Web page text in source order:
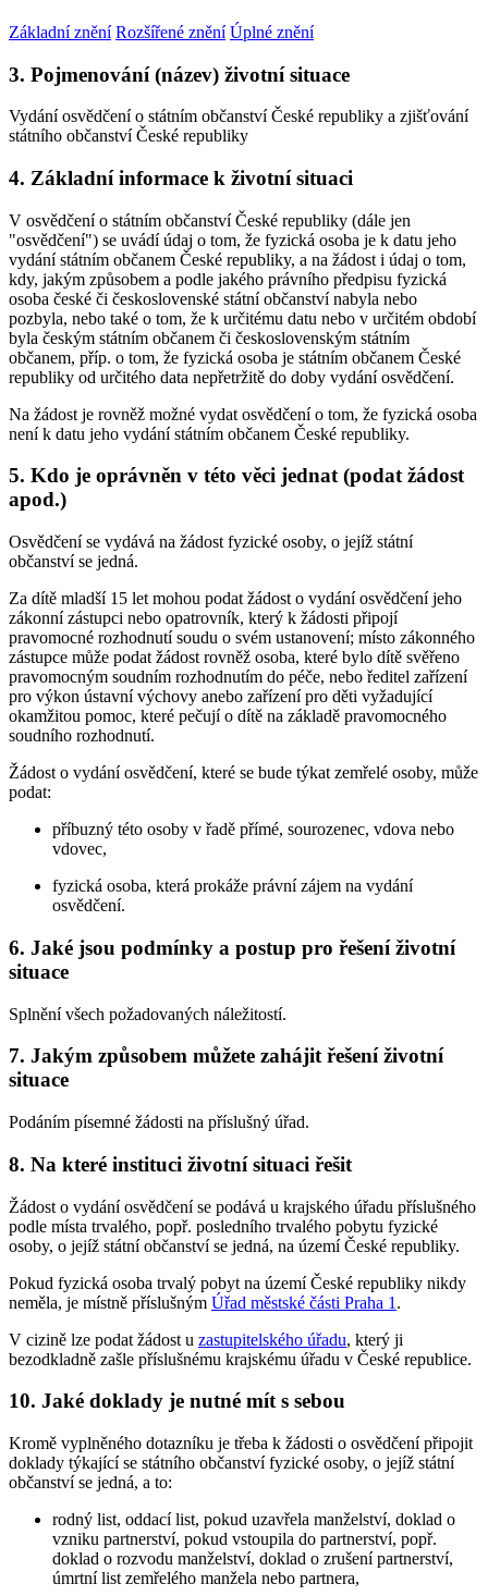
Základní znění Rozšířené znění Úplné znění
3. Pojmenování (název) životní situace
Vydání osvědčení o státním občanství České republiky a zjišťování
státního občanství České republiky
4. Základní informace k životní situaci
V osvědčení o státním občanství České republiky (dále jen
"osvědčení") se uvádí údaj o tom, že fyzická osoba je k datu jeho
vydání státním občanem České republiky, a na žádost i údaj o tom,
kdy, jakým způsobem a podle jakého právního předpisu fyzická
osoba české či československé státní občanství nabyla nebo
pozbyla, nebo také o tom, že k určitému datu nebo v určitém období
byla českým státním občanem či československým státním
občanem, příp. o tom, že fyzická osoba je státním občanem České
republiky od určitého data nepřetržitě do doby vydání osvědčení.
Na žádost je rovněž možné vydat osvědčení o tom, že fyzická osoba
není k datu jeho vydání státním občanem České republiky.
5. Kdo je oprávněn v této věci jednat (podat žádost
apod.)
Osvědčení se vydává na žádost fyzické osoby, o jejíž státní
občanství se jedná.
Za dítě mladší 15 let mohou podat žádost o vydání osvědčení jeho
zákonní zástupci nebo opatrovník, který k žádosti připojí
pravomocné rozhodnutí soudu o svém ustanovení; místo zákonného
zástupce může podat žádost rovněž osoba, které bylo dítě svěřeno
pravomocným soudním rozhodnutím do péče, nebo ředitel zařízení
pro výkon ústavní výchovy anebo zařízení pro děti vyžadující
okamžitou pomoc, které pečují o dítě na základě pravomocného
soudního rozhodnutí.
Žádost o vydání osvědčení, které se bude týkat zemřelé osoby, může
podat:
příbuzný této osoby v řadě přímé, sourozenec, vdova nebo
vdovec,
fyzická osoba, která prokáže právní zájem na vydání
osvědčení.
6. Jaké jsou podmínky a postup pro řešení životní
situace
Splnění všech požadovaných náležitostí.
7. Jakým způsobem můžete zahájit řešení životní
situace
Podáním písemné žádosti na příslušný úřad.
8. Na které instituci životní situaci řešit
Žádost o vydání osvědčení se podává u krajského úřadu příslušného
podle místa trvalého, popř. posledního trvalého pobytu fyzické
osoby, o jejíž státní občanství se jedná, na území České republiky.
Pokud fyzická osoba trvalý pobyt na území České republiky nikdy
neměla, je místně příslušným Úřad městské části Praha 1 .
V cizině lze podat žádost u zastupitelského úřadu, který ji
bezodkladně zašle příslušnému krajskému úřadu v České republice.
10. Jaké doklady je nutné mít s sebou
Kromě vyplněného dotazníku je třeba k žádosti o osvědčení připojit
doklady týkající se státního občanství fyzické osoby, o jejíž státní
občanství se jedná, a to:
rodný list, oddací list, pokud uzavřela manželství, doklad o
vzniku partnerství, pokud vstoupila do partnerství, popř.
doklad o rozvodu manželství, doklad o zrušení partnerství,
úmrtní list zemřelého manžela nebo partnera,